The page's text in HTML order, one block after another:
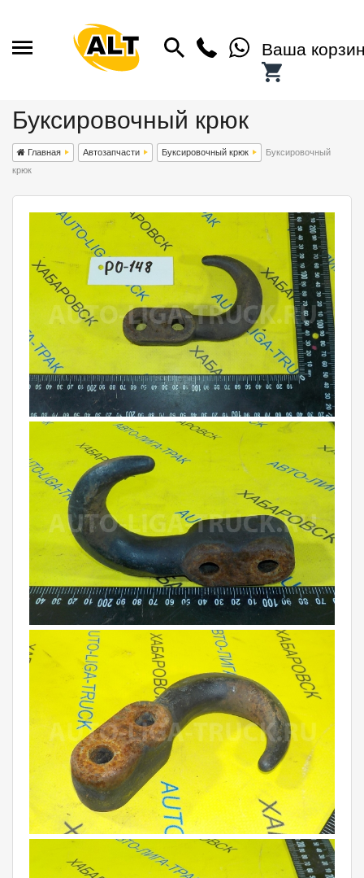
Ваша
Буксировочный крюк
Главная Автозапчасти Буксировочный крюк
Буксировочный
крюк